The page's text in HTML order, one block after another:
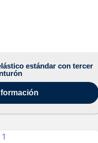
estándar con tercer